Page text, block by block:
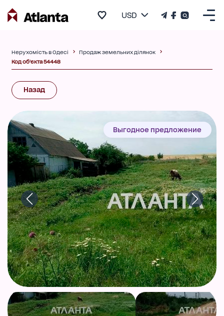
USD
Нерухомість в Одесі
Продаж земельних ділянок
Код об'єкта 54448
Назад
Выгодное предложение